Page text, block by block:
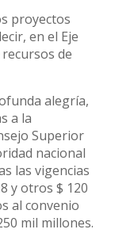
proyectos
en el Eje
de
alegría,
a la
Superior
nacional
las vigencias
y otros $ 120
al convenio
mil millones.